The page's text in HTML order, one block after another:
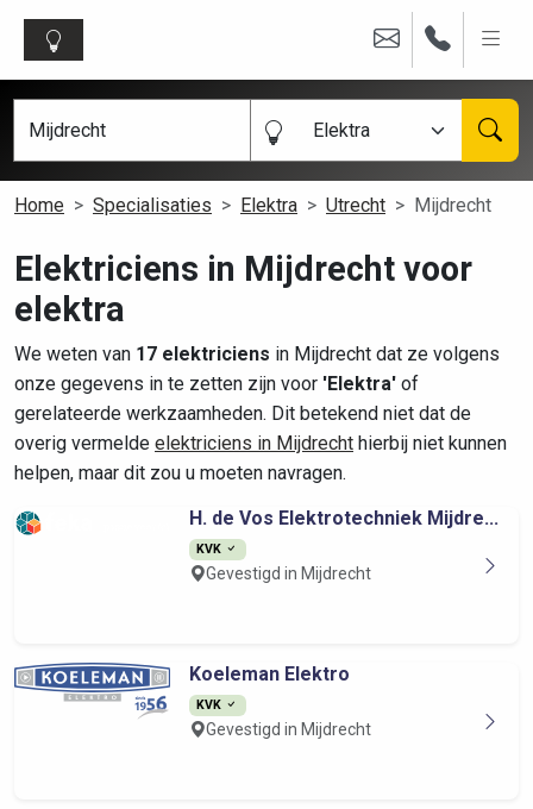
Elektra
Home Specialisaties Elektra Utrecht Mijdrecht
Elektriciens in Mijdrecht voor
elektra
We weten van 17 elektriciens in Mijdrecht dat ze volgens
onze gegevens in te zetten zijn voor 'Elektra' of
gerelateerde werkzaamheden. Dit betekend niet dat de
overig vermelde elektriciens in Mijdrecht hierbij niet kunnen
helpen, maar dit zou u moeten navragen.
H. de Vos Elektrotechniek Mijdre...
KVK
Gevestigd in Mijdrecht
Koeleman Elektro
KVK
Gevestigd in Mijdrecht